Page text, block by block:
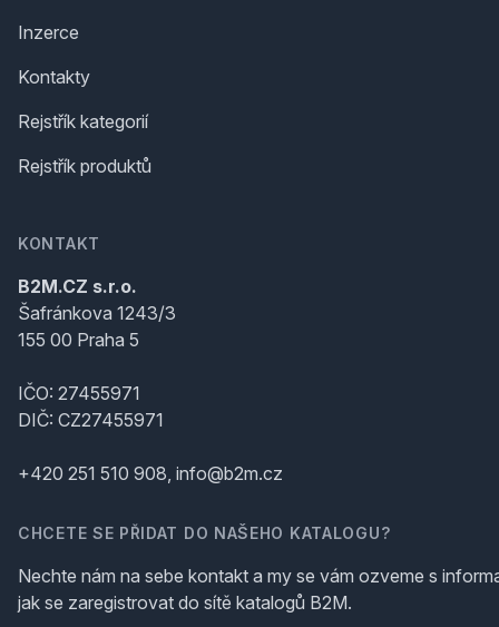
Inzerce
Kontakty
Rejstřík kategorií
Rejstřík produktů
KONTAKT
B2M.CZ s.r.o.
Šafránkova 1243/3
155 00 Praha 5
IČO: 27455971
DIČ: CZ27455971
+420 251 510 908, info@b2m.cz
CHCETE SE PŘIDAT DO NAŠEHO KATALOGU?
Nechte nám na sebe kontakt a my se vám ozveme s
jak se zaregistrovat do sítě katalogů B2M.